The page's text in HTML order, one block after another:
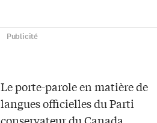
Publicité
Le porte-parole en matière de
langues officielles du Parti
conservateur du Canada,